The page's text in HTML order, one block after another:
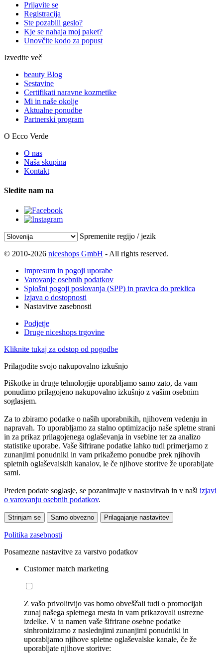
Prijavite se
Registracija
Ste pozabili geslo?
Kje se nahaja moj paket?
Unovčite kodo za popust
Izvedite več
beauty Blog
Sestavine
Certifikati naravne kozmetike
Mi in naše okolje
Aktualne ponudbe
Partnerski program
O Ecco Verde
O nas
Naša skupina
Kontakt
Sledite nam na
Spremenite regijo / jezik
© 2010-2026 niceshops GmbH - All rights reserved.
Impresum in pogoji uporabe
Varovanje osebnih podatkov
Splošni pogoji poslovanja (SPP) in pravica do preklica
Izjava o dostopnosti
Nastavitve zasebnosti
Podjetje
Druge niceshops trgovine
Kliknite tukaj za odstop od pogodbe
Prilagodite svojo nakupovalno izkušnjo
Piškotke in druge tehnologije uporabljamo samo zato, da vam
ponudimo prilagojeno nakupovalno izkušnjo z vašim osebnim
soglasjem.
Za to zbiramo podatke o naših uporabnikih, njihovem vedenju in
napravah. To uporabljamo za stalno optimizacijo naše spletne strani
in za prikaz prilagojenega oglaševanja in vsebine ter za analizo
statistike uporabe. Vaše šifrirane podatke lahko tudi primerjamo z
zunanjimi ponudniki in vam prikažemo ponudbe prek njihovih
spletnih oglaševalskih kanalov, le če njihove storitve že uporabljate
sami.
Preden podate soglasje, se pozanimajte v nastavitvah in v naši izjavi
o varovanju osebnih podatkov.
Strinjam se Samo obvezno Prilagajanje nastavitev
Politika zasebnosti
Posamezne nastavitve za varstvo podatkov
Customer match marketing
Z vašo privolitvijo vas bomo obveščali tudi o promocijah
zunaj našega spletnega mesta in vam prikazovali ustrezne
izdelke. V ta namen vaše šifrirane osebne podatke
sinhroniziramo z naslednjimi zunanjimi ponudniki in
uporabljamo njihove spletne oglaševalske kanale, če že
uporabljate njihove storitve: